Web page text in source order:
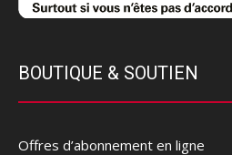
BOUTIQUE & SOUTIEN
Offres d’abonnement en ligne